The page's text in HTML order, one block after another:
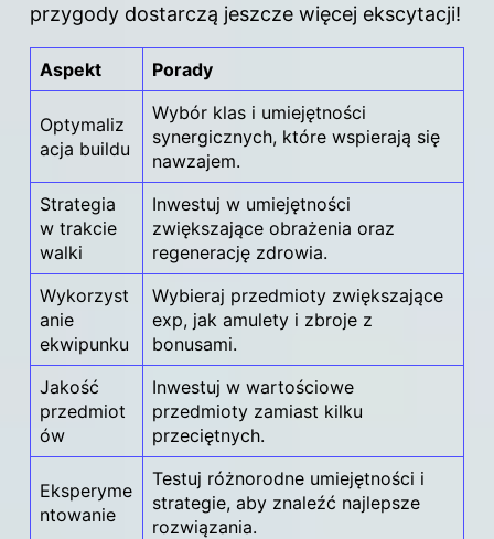
przygody dostarczą jeszcze więcej ekscytacji!
Aspekt Porady
Optymaliz
acja buildu
Wybór klas i umiejętności
synergicznych, które wspierają się
nawzajem.
Strategia
w trakcie
walki
Inwestuj w umiejętności
zwiększające obrażenia oraz
regenerację zdrowia.
Wykorzyst
anie
ekwipunku
Wybieraj przedmioty zwiększające
exp, jak amulety i zbroje z
bonusami.
Jakość
przedmiot
ów
Inwestuj w wartościowe
przedmioty zamiast kilku
przeciętnych.
Eksperyme
ntowanie
Testuj różnorodne umiejętności i
strategie, aby znaleźć najlepsze
rozwiązania.